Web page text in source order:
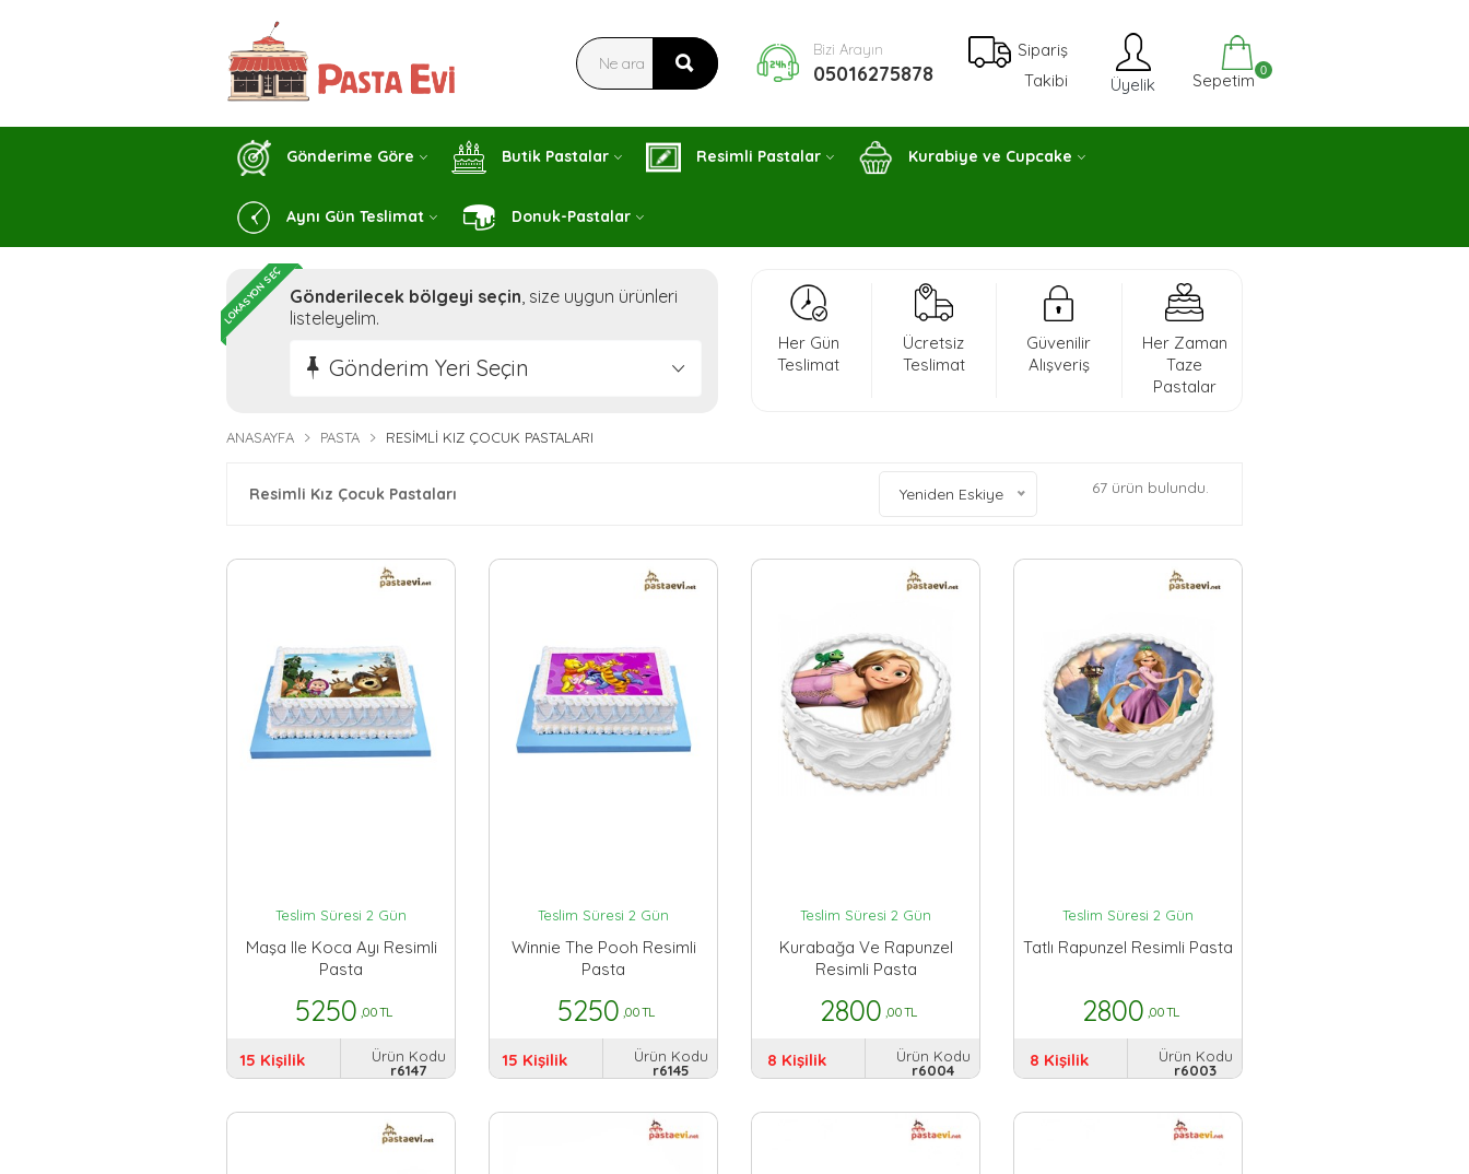
Sipariş
Takibi
Bizi Arayın
05016275878 Üyelik Sepetim 0
Gönderime Göre Butik Pastalar Resimli Pastalar Kurabiye ve Cupcake
Aynı Gün Teslimat Donuk-Pastalar
LOKASYON SEÇ Gönderilecek bölgeyi seçin , size uygun ürünleri
listeleyelim.
Gönderim Yeri Seçin
Her Gün
Teslimat
Ücretsiz
Teslimat
Güvenilir
Alışveriş
Her Zaman
Taze
Pastalar
ANASAYFA PASTA RESIMLI KIZ ÇOCUK PASTALARI
Resimli Kız Çocuk Pastaları Yeniden Eskiye 67 ürün bulundu.
Teslim Süresi 2 Gün
Maşa Ile Koca Ayı Resimli
Pasta
5250 ,00 TL
15 Kişilik
Ürün Kodu
r6147
Teslim Süresi 2 Gün
Winnie The Pooh Resimli
Pasta
5250 ,00 TL
15 Kişilik
Ürün Kodu
r6145
Teslim Süresi 2 Gün
Kurabağa Ve Rapunzel
Resimli Pasta
2800 ,00 TL
8 Kişilik
Ürün Kodu
r6004
Teslim Süresi 2 Gün
Tatlı Rapunzel Resimli Pasta
2800 ,00 TL
8 Kişilik
Ürün Kodu
r6003